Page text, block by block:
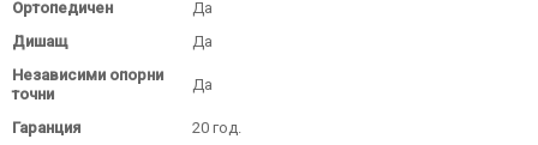
Ортопедичен
Да
Дишащ
Да
Независими опорни
точни
Да
Гаранция
20 год.